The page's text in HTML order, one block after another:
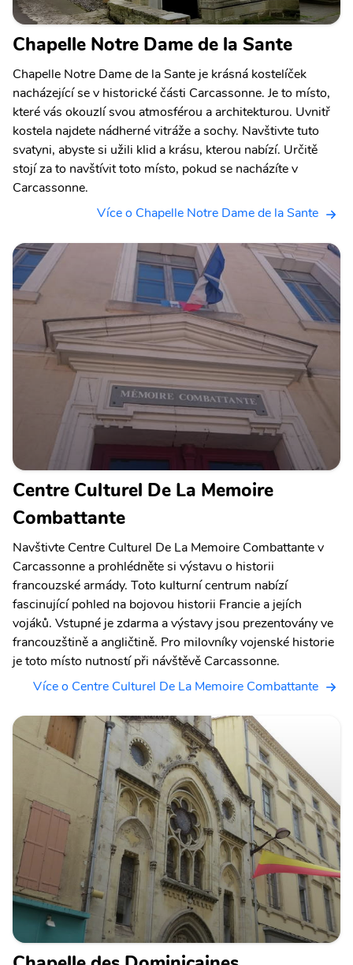
Chapelle Notre Dame de la Sante
Chapelle Notre Dame de la Sante je krásná kostelíček
nacházející se v historické části Carcassonne. Je to místo,
které vás okouzlí svou atmosférou a architekturou. Uvnitř
kostela najdete nádherné vitráže a sochy. Navštivte tuto
svatyni, abyste si užili klid a krásu, kterou nabízí. Určitě
stojí za to navštívit toto místo, pokud se nacházíte v
Carcassonne.
Více o Chapelle Notre Dame de la Sante
Centre Culturel De La Memoire
Combattante
Navštivte Centre Culturel De La Memoire Combattante v
Carcassonne a prohlédněte si výstavu o historii
francouzské armády. Toto kulturní centrum nabízí
fascinující pohled na bojovou historii Francie a jejích
vojáků. Vstupné je zdarma a výstavy jsou prezentovány ve
francouzštině a angličtině. Pro milovníky vojenské historie
je toto místo nutností při návštěvě Carcassonne.
Více o Centre Culturel De La Memoire Combattante